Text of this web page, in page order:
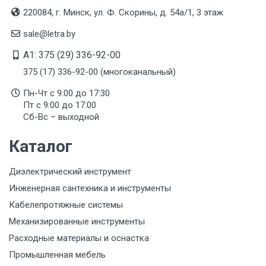
220084, г. Минск, ул. Ф. Скорины, д. 54а/1, 3 этаж
sale@letra.by
A1: 375 (29) 336-92-00
375 (17) 336-92-00 (многоканальный)
Пн-Чт с 9:00 до 17:30
Пт с 9:00 до 17:00
Сб-Вс – выходной
Каталог
Диэлектрический инструмент
Инженерная сантехника и инструменты
Кабелепротяжные системы
Механизированные инструменты
Расходные материалы и оснастка
Промышленная мебель